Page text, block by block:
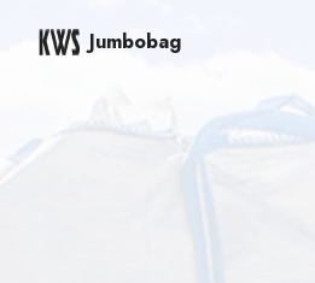
Jumbobag